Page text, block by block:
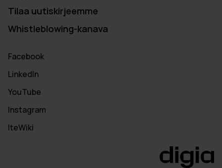
Tilaa uutiskirjeemme
Whistleblowing-kanava
Facebook
LinkedIn
YouTube
Instagram
IteWiki